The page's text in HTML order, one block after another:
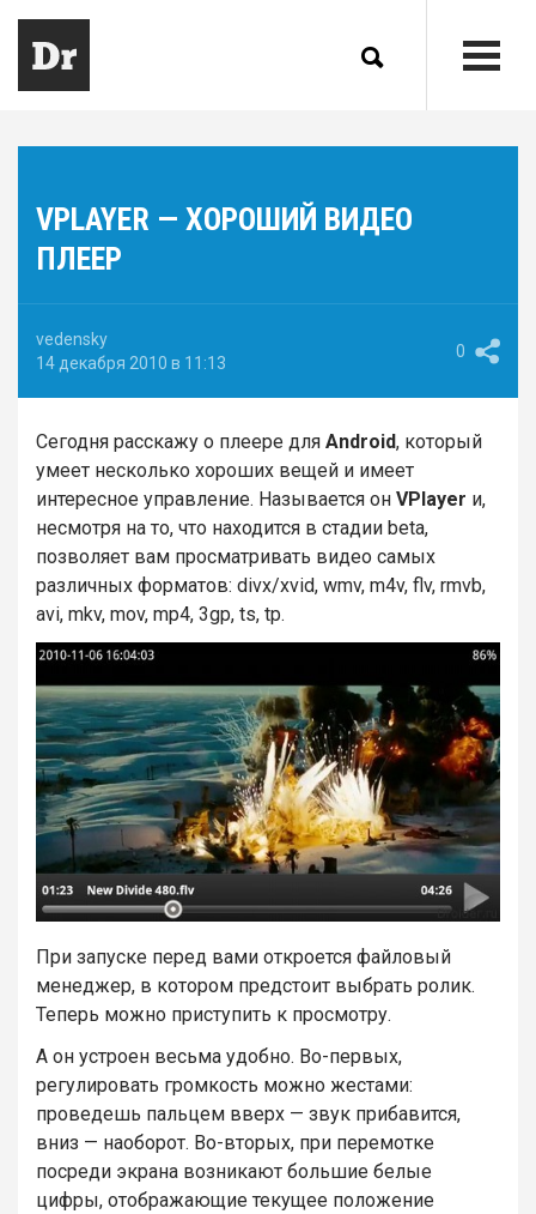
VPLAYER — ХОРОШИЙ ВИДЕО
ПЛЕЕР
vedensky
14 декабря 2010 в 11:13
0
Сегодня расскажу о плеере для Android, который
умеет несколько хороших вещей и имеет
интересное управление. Называется он VPlayer и,
несмотря на то, что находится в стадии beta,
позволяет вам просматривать видео самых
различных форматов: divx/xvid, wmv, m4v, flv, rmvb,
avi, mkv, mov, mp4, 3gp, ts, tp.
При запуске перед вами откроется файловый
менеджер, в котором предстоит выбрать ролик.
Теперь можно приступить к просмотру.
А он устроен весьма удобно. Во-первых,
регулировать громкость можно жестами:
проведешь пальцем вверх — звук прибавится,
вниз — наоборот. Во-вторых, при перемотке
посреди экрана возникают большие белые
цифры, отображающие текущее положение